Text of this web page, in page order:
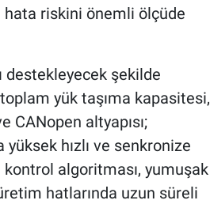
hata riskini önemli ölçüde
destekleyecek şekilde
yük taşıma kapasitesi,
CANopen altyapısı;
hızlı ve senkronize
algoritması, yumuşak
hatlarında uzun süreli